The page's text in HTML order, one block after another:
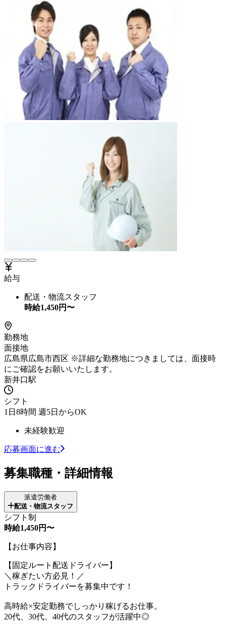
給与
配送・物流スタッフ
時給1,450円〜
勤務地
面接地
広島県広島市西区 ※詳細な勤務地につきましては、面接時
にご確認をお願いいたします。
新井口駅
シフト
1日8時間 週5日からOK
未経験歓迎
応募画面に進む
募集職種・詳細情報
派遣労働者
配送・物流スタッフ
シフト制
時給1,450円〜
【お仕事内容】
【固定ルート配送ドライバー】
＼稼ぎたい方必見！／
トラックドライバーを募集中です！
高時給×安定勤務でしっかり稼げるお仕事。
20代、30代、40代のスタッフが活躍中◎